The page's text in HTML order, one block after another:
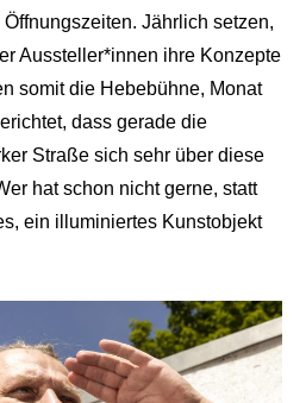
Jährlich setzen,
Aussteller*innen ihre Konzepte
somit die Hebebühne, Monat
dass gerade die
Straße sich sehr über diese
hat schon nicht gerne, statt
ein illuminiertes Kunstobjekt